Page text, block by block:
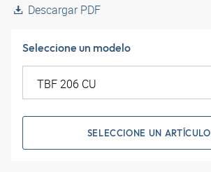
Descargar PDF
Seleccione un modelo
SELECCIONE UN ARTÍCULO